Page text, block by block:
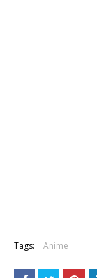
Tags: Anime